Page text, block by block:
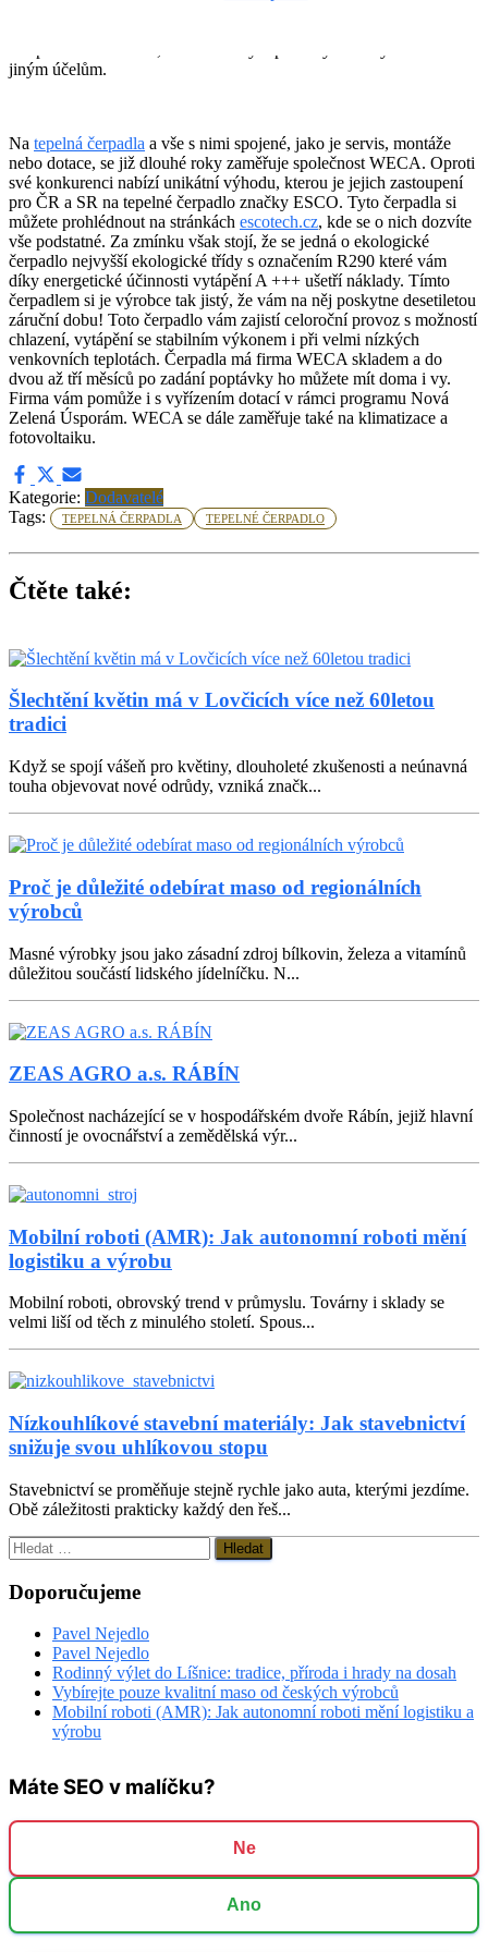
jiným účelům.
Na tepelná čerpadla a vše s nimi spojené, jako je servis, montáže
nebo dotace, se již dlouhé roky zaměřuje společnost WECA. Oproti
své konkurenci nabízí unikátní výhodu, kterou je jejich zastoupení
pro ČR a SR na tepelné čerpadlo značky ESCO. Tyto čerpadla si
můžete prohlédnout na stránkách escotech.cz, kde se o nich dozvíte
vše podstatné. Za zmínku však stojí, že se jedná o ekologické
čerpadlo nejvyšší ekologické třídy s označením R290 které vám
díky energetické účinnosti vytápění A +++ ušetří náklady. Tímto
čerpadlem si je výrobce tak jistý, že vám na něj poskytne desetiletou
záruční dobu! Toto čerpadlo vám zajistí celoroční provoz s možností
chlazení, vytápění se stabilním výkonem i při velmi nízkých
venkovních teplotách. Čerpadla má firma WECA skladem a do
dvou až tří měsíců po zadání poptávky ho můžete mít doma i vy.
Firma vám pomůže i s vyřízením dotací v rámci programu Nová
Zelená Úsporám. WECA se dále zaměřuje také na klimatizace a
fotovoltaiku.
Kategorie: Dodavatelé
Tags:
TEPELNÁ ČERPADLA TEPELNÉ ČERPADLO
Čtěte také:
Šlechtění květin má v Lovčicích více než 60letou
tradici
Když se spojí vášeň pro květiny, dlouholeté zkušenosti a neúnavná
touha objevovat nové odrůdy, vzniká značk...
Proč je důležité odebírat maso od regionálních
výrobců
Masné výrobky jsou jako zásadní zdroj bílkovin, železa a vitamínů
důležitou součástí lidského jídelníčku. N...
ZEAS AGRO a.s. RÁBÍN
Společnost nacházející se v hospodářském dvoře Rábín, jejiž hlavní
činností je ovocnářství a zemědělská výr...
Mobilní roboti (AMR): Jak autonomní roboti mění
logistiku a výrobu
Mobilní roboti, obrovský trend v průmyslu. Továrny i sklady se
velmi liší od těch z minulého století. Spous...
Nízkouhlíkové stavební materiály: Jak stavebnictví
snižuje svou uhlíkovou stopu
Stavebnictví se proměňuje stejně rychle jako auta, kterými jezdíme.
Obě záležitosti prakticky každý den řeš...
Vyhledávání
Doporučujeme
Pavel Nejedlo
Pavel Nejedlo
Rodinný výlet do Líšnice: tradice, příroda i hrady na dosah
Vybírejte pouze kvalitní maso od českých výrobců
Mobilní roboti (AMR): Jak autonomní roboti mění logistiku a
výrobu
Máte SEO v malíčku?
Ne
Ano